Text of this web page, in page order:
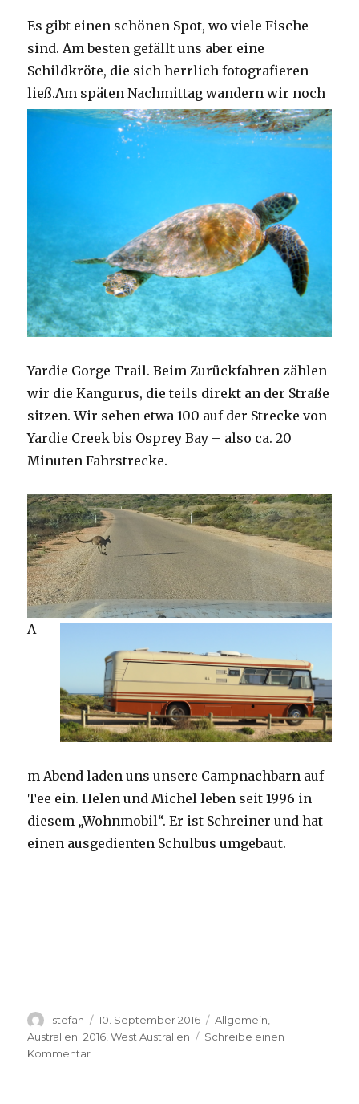
Es gibt einen schönen Spot, wo viele Fische
sind. Am besten gefällt uns aber eine
Schildkröte, die sich herrlich fotografieren
ließ.Am späten Nachmittag wandern wir noch
Yardie Gorge Trail. Beim Zurückfahren zählen
wir die Kangurus, die teils direkt an der Straße
sitzen. Wir sehen etwa 100 auf der Strecke von
Yardie Creek bis Osprey Bay – also ca. 20
Minuten Fahrstrecke.
A
m Abend laden uns unsere Campnachbarn auf
Tee ein. Helen und Michel leben seit 1996 in
diesem „Wohnmobil“. Er ist Schreiner und hat
einen ausgedienten Schulbus umgebaut.
Autor
stefan
Veröffentlicht
am
10. September 2016 Kategorien
Allgemein
Australien_2016 ,West Australien
Schreibe einen
Kommentarzu